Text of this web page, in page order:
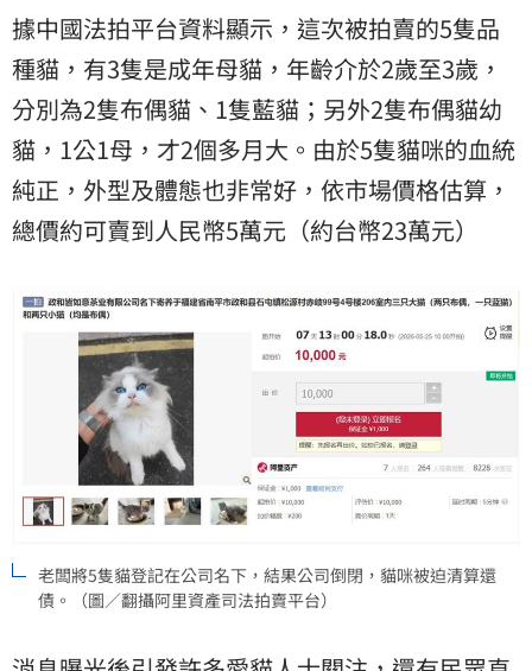
據中國法拍平台資料顯示，這次被拍賣的5隻品
種貓，有3隻是成年母貓，年齡介於2歲至3歲，
分別為2隻布偶貓、1隻藍貓；另外2隻布偶貓幼
貓，1公1母，才2個多月大。由於5隻貓咪的血統
純正，外型及體態也非常好，依市場價格估算，
總價約可賣到人民幣5萬元（約台幣23萬元）
老闆將5隻貓登記在公司名下，結果公司倒閉，貓咪被迫清算還
債。（圖／翻攝阿里資產司法拍賣平台）